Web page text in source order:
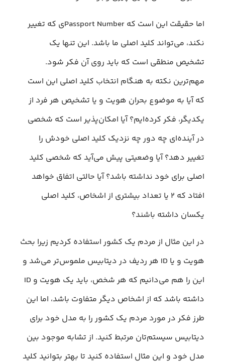
اما حقیقت این است که Passport Numberی که تغییر
نکند، می‌تواند کلید اصلی ما باشد. این تنها یک
تشخیص منطقی است که باید روی آن فکر شود.
مهم‌ترین نکته به هنگام انتخاب کلید اصلی این است
که آیا به موضوع بحران هویت و یا تشخیص هر فرد از
یکدیگر، فکر کرده‌ایم؟ آیا امکان‌پذیر است که شخصی
در آینده‌ای چه دور چه نزدیک کلید اصلی خودش را
تغییر دهد؟ آیا وضعیتی پیش می‌آید که شخصی کلید
اصلی برای خود نداشته باشد؟ آیا حالتی اتفاق خواهد
افتاد که ۲ یا تعداد بیشتری از اشخاص، کلید اصلی
یکسان داشته باشند؟
در این مثال از مردم یک کشور استفاده کردیم زیرا بحث
هویت و یا ID هر ردیف در دیتابیس ملموس‌تر می‌شد و
این را هم می‌دانیم که هر شخص، باید یک هویت و ID
داشته باشد که از اشخاص دیگر متفاوت باشد، اما این
طرز فکر در مورد مردم یک کشور را به مدل خود برای
دیتابیس سیستم‌تان مرتبط کنید. از تشابه موجود بین
مدل خود و این مثال استفاده کنید تا بهتر بتوانید کلید